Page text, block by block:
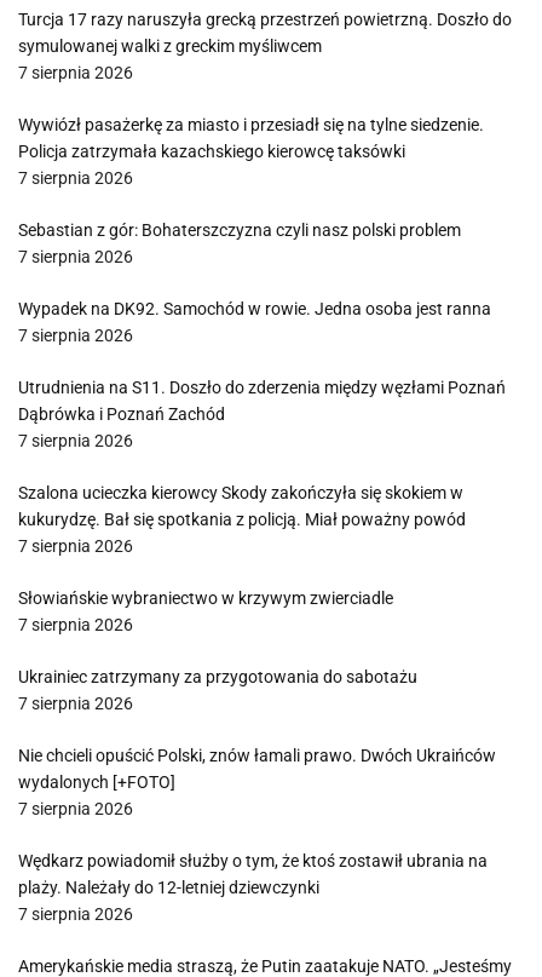
Turcja 17 razy naruszyła grecką przestrzeń powietrzną. Doszło do
symulowanej walki z greckim myśliwcem
7 sierpnia 2026
Wywiózł pasażerkę za miasto i przesiadł się na tylne siedzenie.
Policja zatrzymała kazachskiego kierowcę taksówki
7 sierpnia 2026
Sebastian z gór: Bohaterszczyzna czyli nasz polski problem
7 sierpnia 2026
Wypadek na DK92. Samochód w rowie. Jedna osoba jest ranna
7 sierpnia 2026
Utrudnienia na S11. Doszło do zderzenia między węzłami Poznań
Dąbrówka i Poznań Zachód
7 sierpnia 2026
Szalona ucieczka kierowcy Skody zakończyła się skokiem w
kukurydzę. Bał się spotkania z policją. Miał poważny powód
7 sierpnia 2026
Słowiańskie wybraniectwo w krzywym zwierciadle
7 sierpnia 2026
Ukrainiec zatrzymany za przygotowania do sabotażu
7 sierpnia 2026
Nie chcieli opuścić Polski, znów łamali prawo. Dwóch Ukraińców
wydalonych [+FOTO]
7 sierpnia 2026
Wędkarz powiadomił służby o tym, że ktoś zostawił ubrania na
plaży. Należały do 12-letniej dziewczynki
7 sierpnia 2026
Amerykańskie media straszą, że Putin zaatakuje NATO. „Jesteśmy